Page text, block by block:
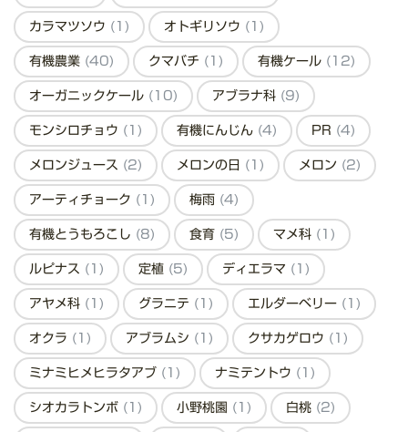
カラマツソウ (1) オトギリソウ (1)
有機農業 (40) クマバチ (1) 有機ケール (12)
オーガニックケール (10) アブラナ科 (9)
モンシロチョウ (1) 有機にんじん (4) PR (4)
メロンジュース (2) メロンの日 (1) メロン (2)
アーティチョーク (1) 梅雨 (4)
有機とうもろこし (8) 食育 (5) マメ科 (1)
ルピナス (1) 定植 (5) ディエラマ (1)
アヤメ科 (1) グラニテ (1) エルダーベリー (1)
オクラ (1) アブラムシ (1) クサカゲロウ (1)
ミナミヒメヒラタアブ (1) ナミテントウ (1)
シオカラトンボ (1) 小野桃園 (1) 白桃 (2)